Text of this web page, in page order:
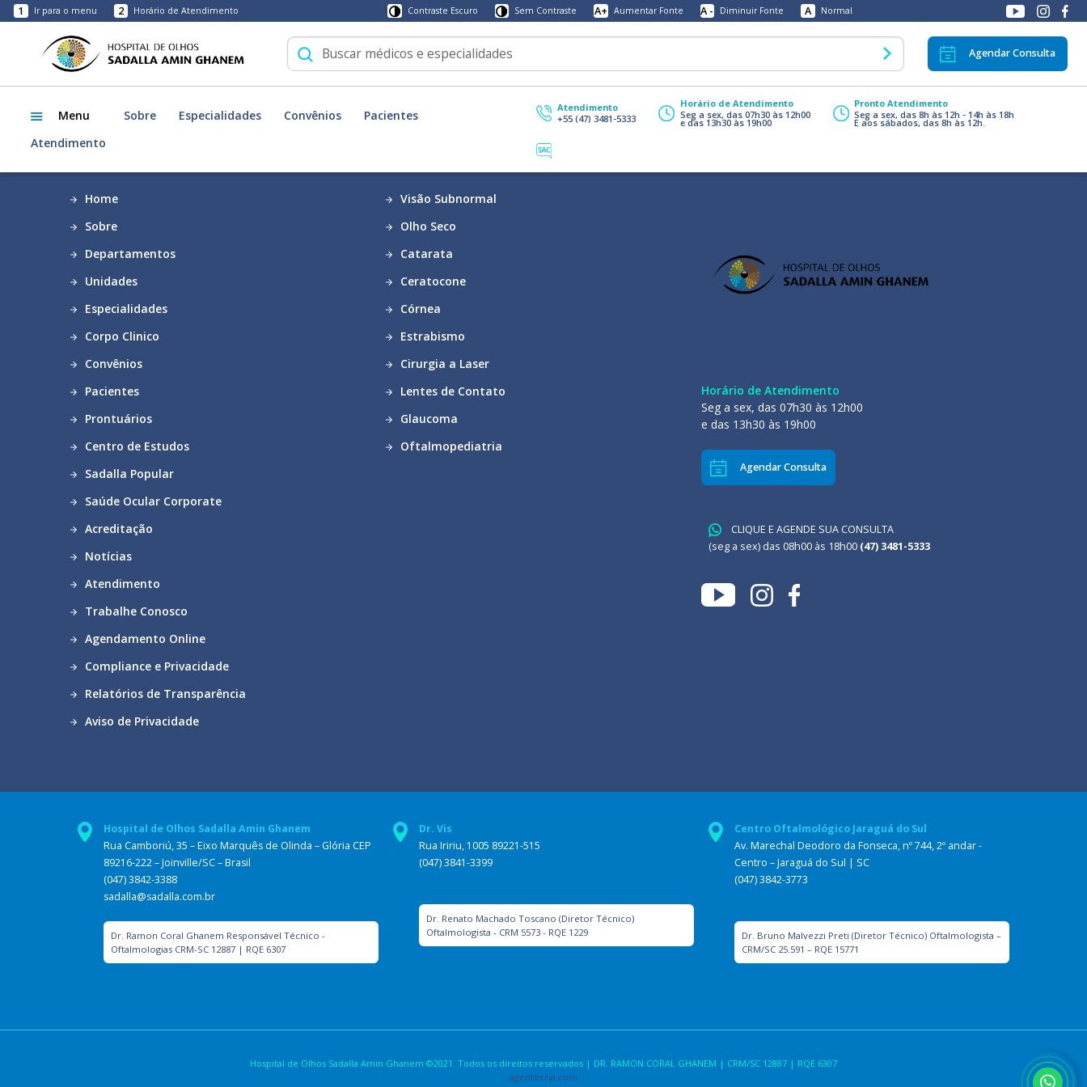
1 Ir para o menu 2 Horário de Atendimento Contraste Escuro Sem Contraste A+ Aumentar Fonte A - Diminuir Fonte A Normal
Agendar Consulta
Menu Sobre Especialidades Convênios
Pacientes
Atendimento
Atendimento
+55 (47) 3481-5333
Horário de Atendimento
Seg a sex, das 07h30 às 12h00
e das 13h30 às 19h00
Pronto Atendimento
Seg a sex, das 8h às 12h - 14h às 18h
E aos sábados, das 8h às 12h.
Home
Sobre
Departamentos
Unidades
Especialidades
Corpo Clinico
Convênios
Pacientes
Prontuários
Centro de Estudos
Sadalla Popular
Saúde Ocular Corporate
Acreditação
Notícias
Atendimento
Trabalhe Conosco
Agendamento Online
Compliance e Privacidade
Relatórios de Transparência
Aviso de Privacidade
Visão Subnormal
Olho Seco
Catarata
Ceratocone
Córnea
Estrabismo
Cirurgia a Laser
Lentes de Contato
Glaucoma
Oftalmopediatria
Horário de Atendimento
Seg a sex, das 07h30 às 12h00
e das 13h30 às 19h00
Agendar Consulta
CLIQUE E AGENDE SUA CONSULTA
(seg a sex) das 08h00 às 18h00 (47) 3481-5333
Hospital de Olhos Sadalla Amin Ghanem
Rua Camboriú, 35 – Eixo Marquês de Olinda – Glória CEP
89216-222 – Joinville/SC – Brasil
(047) 3842-3388
sadalla@sadalla.com.br
Dr. Ramon Coral Ghanem Responsável Técnico -
Oftalmologias CRM-SC 12887 | RQE 6307
Dr. Vis
Rua Iririu, 1005 89221-515
(047) 3841-3399
Dr. Renato Machado Toscano (Diretor Técnico)
Oftalmologista - CRM 5573 - RQE 1229
Centro Oftalmológico Jaraguá do Sul
Av. Marechal Deodoro da Fonseca, nº 744, 2º andar -
Centro – Jaraguá do Sul | SC
(047) 3842-3773
Dr. Bruno Malvezzi Preti (Diretor Técnico) Oftalmologista –
CRM/SC 25.591 – RQE 15771
Hospital de Olhos Sadalla Amin Ghanem ©2021. Todos os direitos reservados | DR. RAMON CORAL GHANEM | CRM/SC 12887 | RQE 6307
agentecria.com